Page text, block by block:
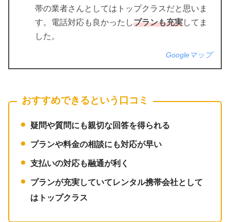
帯の業者さんとしてはトップクラスだと思いま
す。電話対応も良かったしプランも充実してま
した。
Googleマップ
おすすめできるという口コミ
疑問や質問にも親切な回答を得られる
プランや料金の相談にも対応が早い
支払いの対応も融通が利く
プランが充実していてレンタル携帯会社として
はトップクラス